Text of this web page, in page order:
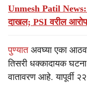
Unmesh Patil News:
दाखल; PSI वरील
पुण्यातअवघ्या एका
तिसरी धक्कादायक घटना
वातावरण आहे. यापूर्वी